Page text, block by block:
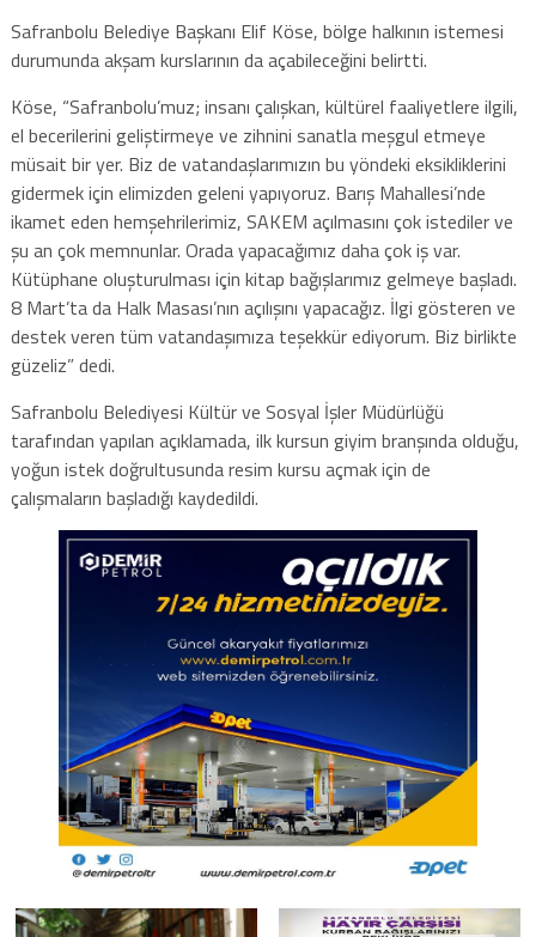
Safranbolu Belediye Başkanı Elif Köse, bölge halkının istemesi
durumunda akşam kurslarının da açabileceğini belirtti.
Köse, “Safranbolu’muz; insanı çalışkan, kültürel faaliyetlere ilgili,
el becerilerini geliştirmeye ve zihnini sanatla meşgul etmeye
müsait bir yer. Biz de vatandaşlarımızın bu yöndeki eksikliklerini
gidermek için elimizden geleni yapıyoruz. Barış Mahallesi’nde
ikamet eden hemşehrilerimiz, SAKEM açılmasını çok istediler ve
şu an çok memnunlar. Orada yapacağımız daha çok iş var.
Kütüphane oluşturulması için kitap bağışlarımız gelmeye başladı.
8 Mart’ta da Halk Masası’nın açılışını yapacağız. İlgi gösteren ve
destek veren tüm vatandaşımıza teşekkür ediyorum. Biz birlikte
güzeliz” dedi.
Safranbolu Belediyesi Kültür ve Sosyal İşler Müdürlüğü
tarafından yapılan açıklamada, ilk kursun giyim branşında olduğu,
yoğun istek doğrultusunda resim kursu açmak için de
çalışmaların başladığı kaydedildi.